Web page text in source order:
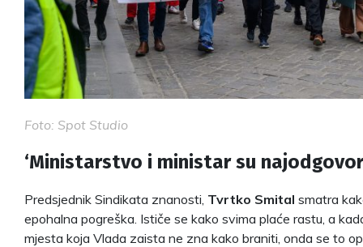
Foto: Spot Studio
‘Ministarstvo i ministar su
Predsjednik Sindikata znanosti, Tvrtko Smital smatra
epohalna pogreška. Ističe se kako svima plaće rastu, a
mjesta koja Vlada zaista ne zna kako braniti, onda se to